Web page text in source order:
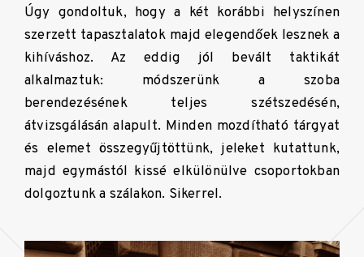
Úgy gondoltuk, hogy a két korábbi helyszínen
szerzett tapasztalatok majd elegendőek lesznek a
kihíváshoz. Az eddig jól bevált taktikát
alkalmaztuk: módszerünk a szoba
berendezésének teljes szétszedésén,
átvizsgálásán alapult. Minden mozdítható tárgyat
és elemet összegyűjtöttünk, jeleket kutattunk,
majd egymástól kissé elkülönülve csoportokban
dolgoztunk a szálakon. Sikerrel.